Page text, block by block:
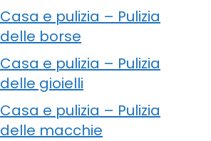
Casa e pulizia – Pulizia
delle borse
Casa e pulizia – Pulizia
delle gioielli
Casa e pulizia – Pulizia
delle macchie